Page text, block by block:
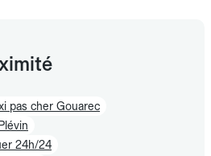
pas cher Gouarec
24h/24